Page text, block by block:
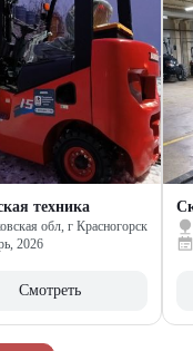
техника
обл, г Красногорск
2026
Смотреть